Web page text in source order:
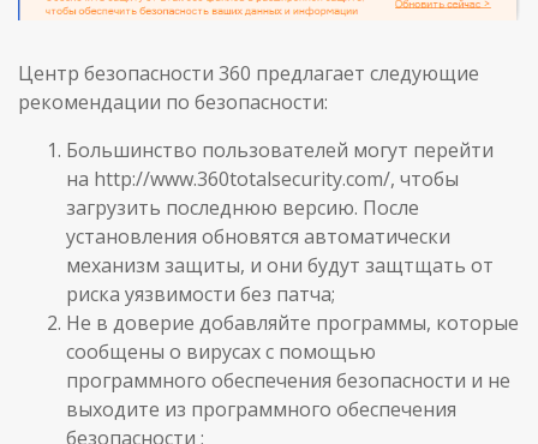
Центр безопасности 360 предлагает следующие
рекомендации по безопасности:
Большинство пользователей могут перейти
на http://www.360totalsecurity.com/, чтобы
загрузить последнюю версию. После
установления обновятся автоматически
механизм защиты, и они будут защтщать от
риска уязвимости без патча;
Не в доверие добавляйте программы, которые
сообщены о вирусах с помощью
программного обеспечения безопасности и не
выходите из программного обеспечения
безопасности ;